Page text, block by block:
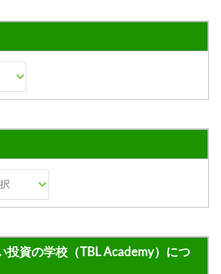
投資の学校（TBL Academy）につ